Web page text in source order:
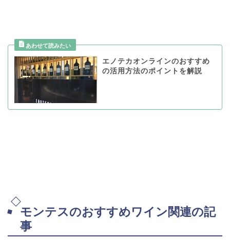
エノテカオンラインのおすすめ
の活用方法のポイントを解説
モンテスのおすすめワイン関連の記
事